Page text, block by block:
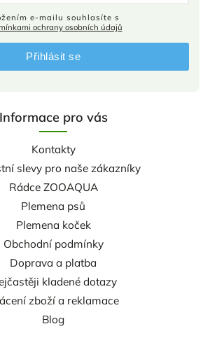
Informace pro vás
Kontakty
slevy pro naše zákazníky
Rádce ZOOAQUA
Plemena psů
Plemena koček
Obchodní podmínky
Doprava a platba
kladené dotazy
zboží a reklamace
Blog
ochrany osobních údajů
Přihlásit se